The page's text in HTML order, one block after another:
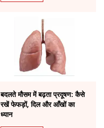
बदलते मौसम में बढ़ता प्रदूषण: कैसे
रखें फेफड़ों, दिल और आँखों का
ध्यान